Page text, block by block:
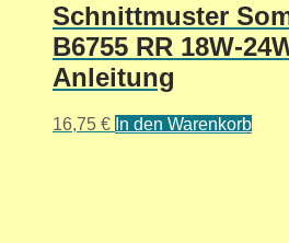
Schnittmuster
B6755 RR 18W-
Anleitung
16,75 € In den Warenkorb